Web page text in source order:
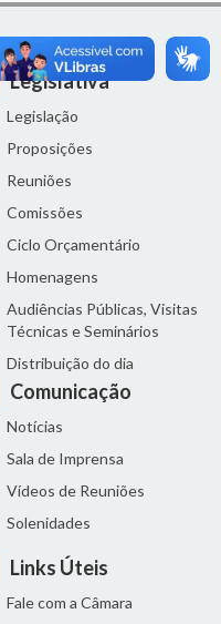
Atividade
Legislativa
Legislação
Proposições
Reuniões
Comissões
Ciclo Orçamentário
Homenagens
Audiências Públicas, Visitas
Técnicas e Seminários
Distribuição do dia
Comunicação
Notícias
Sala de Imprensa
Vídeos de Reuniões
Solenidades
Links Úteis
Fale com a Câmara